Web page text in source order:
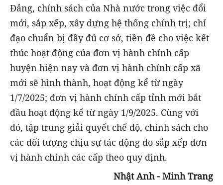
Đảng, chính sách của Nhà nước trong việc đổi
mới, sắp xếp, xây dựng hệ thống chính trị; chỉ
đạo chuẩn bị đầy đủ cơ sở, tiền đề cho việc kết
thúc hoạt động của đơn vị hành chính cấp
huyện hiện nay và đơn vị hành chính cấp xã
mới sẽ hình thành, hoạt động kể từ ngày
1/7/2025; đơn vị hành chính cấp tỉnh mới bắt
đầu hoạt động kể từ ngày 1/9/2025. Cùng với
đó, tập trung giải quyết chế độ, chính sách cho
các đối tượng chịu sự tác động do sắp xếp đơn
vị hành chính các cấp theo quy định.
Nhật Anh - Minh Trang